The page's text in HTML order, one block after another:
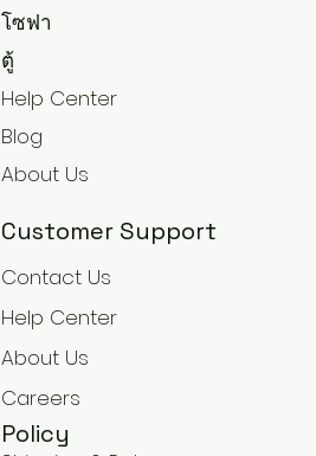
โซฟา
ตู้
Help Center
Blog
About Us
Customer Support
Contact Us
Help Center
About Us
Careers
Policy